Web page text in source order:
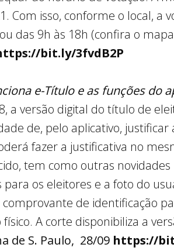
Com isso, conforme o local, a
das 9h às 18h (confira o
bit.ly/3fvdB2P
e-Título e as funções do
a versão digital do título de
de, pelo aplicativo,
fazer a justificativa no
tem como outras novidades
para os eleitores e a foto do
de identificação
A corte disponibiliza a
de S. Paulo, 28/09 https://